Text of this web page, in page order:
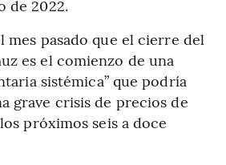
de 2022.
mes pasado que el cierre del
es el comienzo de una
sistémica” que podría
grave crisis de precios de
próximos seis a doce